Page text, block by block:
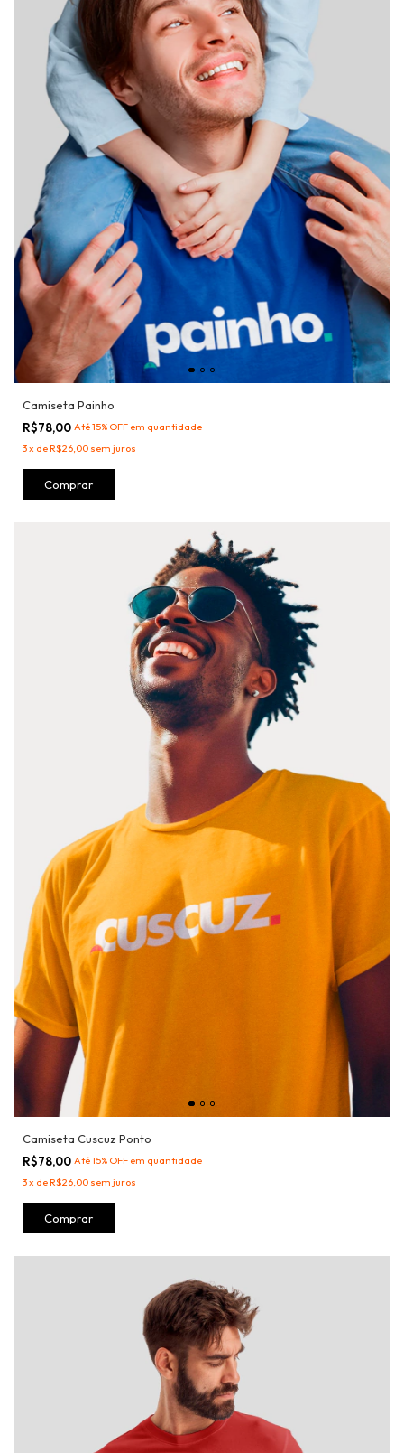
Camiseta Painho
R$78,00 Até 15% OFF em quantidade
3x deR$26,00 sem juros
Comprar
Camiseta Cuscuz Ponto
R$78,00 Até 15% OFF em quantidade
3x deR$26,00 sem juros
Comprar